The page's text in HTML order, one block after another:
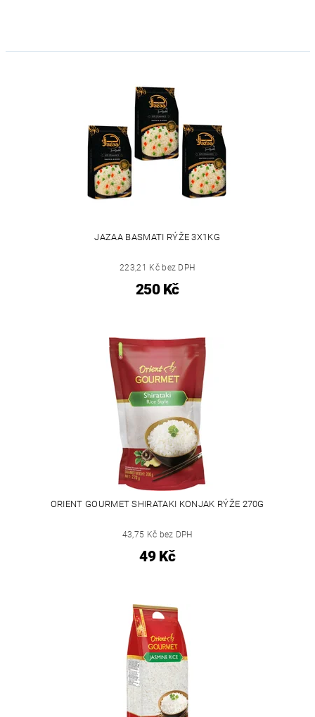
JAZAA BASMATI RÝŽE 3X1KG
223,21 Kč bez DPH
250 Kč
ORIENT GOURMET SHIRATAKI KONJAK RÝŽE 270G
43,75 Kč bez DPH
49 Kč